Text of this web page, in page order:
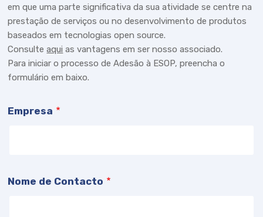
em que uma parte significativa da sua atividade se centre na
prestação de serviços ou no desenvolvimento de produtos
baseados em tecnologias open source.
Consulteaqui as vantagens em ser nosso associado.
Para iniciar o processo de Adesão à ESOP, preencha o
formulário em baixo.
Empresa
Nome de Contacto